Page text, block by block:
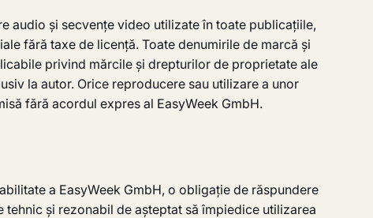
audio și secvențe video utilizate în toate publicațiile,
fără taxe de licență. Toate denumirile de marcă și
privind mărcile și drepturilor de proprietate ale
la autor. Orice reproducere sau utilizare a unor
fără acordul expres al EasyWeek GmbH.
a EasyWeek GmbH, o obligație de răspundere
și rezonabil de așteptat să împiedice utilizarea